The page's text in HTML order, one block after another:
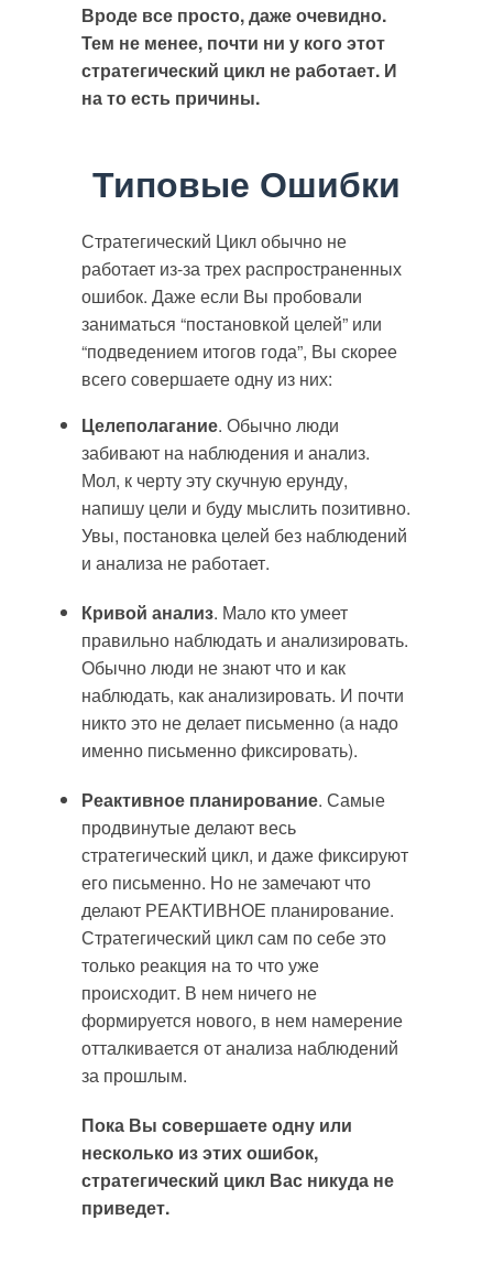
Вроде все просто, даже очевидно.
Тем не менее, почти ни у кого этот
стратегический цикл не работает. И
на то есть причины.
Типовые Ошибки
Стратегический Цикл обычно не
работает из-за трех распространенных
ошибок. Даже если Вы пробовали
заниматься “постановкой целей” или
“подведением итогов года”, Вы скорее
всего совершаете одну из них:
Целеполагание. Обычно люди
забивают на наблюдения и анализ.
Мол, к черту эту скучную ерунду,
напишу цели и буду мыслить позитивно.
Увы, постановка целей без наблюдений
и анализа не работает.
Кривой анализ. Мало кто умеет
правильно наблюдать и анализировать.
Обычно люди не знают что и как
наблюдать, как анализировать. И почти
никто это не делает письменно (а надо
именно письменно фиксировать).
Реактивное планирование. Самые
продвинутые делают весь
стратегический цикл, и даже фиксируют
его письменно. Но не замечают что
делают РЕАКТИВНОЕ планирование.
Стратегический цикл сам по себе это
только реакция на то что уже
происходит. В нем ничего не
формируется нового, в нем намерение
отталкивается от анализа наблюдений
за прошлым.
Пока Вы совершаете одну или
несколько из этих ошибок,
стратегический цикл Вас никуда не
приведет.